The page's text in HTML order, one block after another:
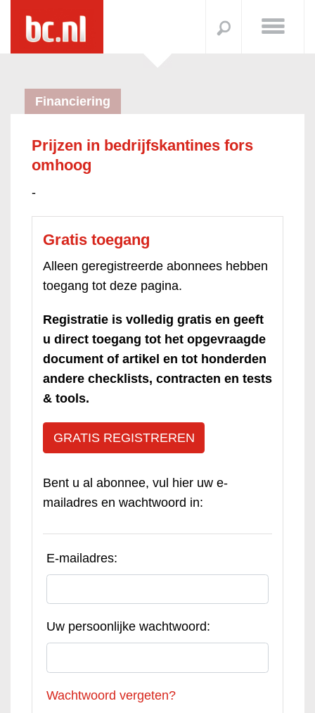
Financiering
Prijzen in bedrijfskantines fors
omhoog
-
Gratis toegang
Alleen geregistreerde abonnees hebben
toegang tot deze pagina.
Registratie is volledig gratis en geeft
u direct toegang tot het opgevraagde
document of artikel en tot honderden
andere checklists, contracten en tests
& tools.
GRATIS REGISTREREN
Bent u al abonnee, vul hier uw e-
mailadres en wachtwoord in:
E-mailadres:
Uw persoonlijke wachtwoord:
Wachtwoord vergeten?